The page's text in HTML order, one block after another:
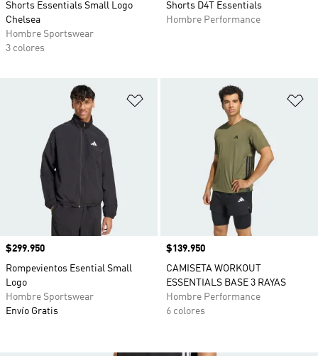
Shorts Essentials Small Logo
Chelsea
Hombre Sportswear
3 colores
Shorts D4T Essentials
Hombre Performance
Añadir a la lista de deseos
Precio
$299.950
Rompevientos Esential Small
Logo
Hombre Sportswear
Envío Gratis
Precio
$139.950
CAMISETA WORKOUT
ESSENTIALS BASE 3 RAYAS
Hombre Performance
6 colores